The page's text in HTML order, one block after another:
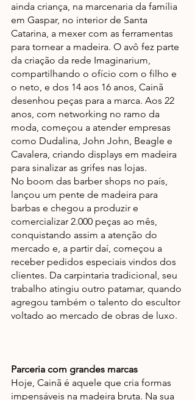
ainda criança, na marcenaria da família
em Gaspar, no interior de Santa
Catarina, a mexer com as ferramentas
para tornear a madeira. O avô fez parte
da criação da rede Imaginarium,
compartilhando o ofício com o filho e
o neto, e dos 14 aos 16 anos, Cainã
desenhou peças para a marca. Aos 22
anos, com networking no ramo da
moda, começou a atender empresas
como Dudalina, John John, Beagle e
Cavalera, criando displays em madeira
para sinalizar as grifes nas lojas.
No boom das barber shops no país,
lançou um pente de madeira para
barbas e chegou a produzir e
comercializar 2.000 peças ao mês,
conquistando assim a atenção do
mercado e, a partir daí, começou a
receber pedidos especiais vindos dos
clientes. Da carpintaria tradicional, seu
trabalho atingiu outro patamar, quando
agregou também o talento do escultor
voltado ao mercado de obras de luxo.
Parceria com grandes marcas
Hoje, Cainã é aquele que cria formas
impensáveis na madeira bruta. Na sua